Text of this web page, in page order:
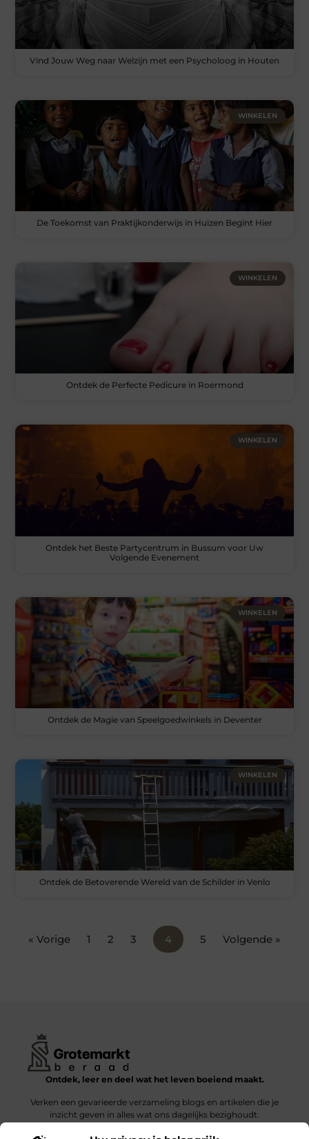
Vind Jouw Weg naar Welzijn met een Psycholoog in Houten
WINKELEN
De Toekomst van Praktijkonderwijs in Huizen Begint Hier
WINKELEN
Ontdek de Perfecte Pedicure in Roermond
WINKELEN
Ontdek het Beste Partycentrum in Bussum voor Uw
Volgende Evenement
WINKELEN
Ontdek de Magie van Speelgoedwinkels in Deventer
WINKELEN
Ontdek de Betoverende Wereld van de Schilder in Venlo
« Vorige 1 2 3 4 5 Volgende »
Ontdek, leer en deel wat het leven boeiend maakt.
Verken een gevarieerde verzameling blogs en artikelen die je
inzicht geven in alles wat ons dagelijks bezighoudt.